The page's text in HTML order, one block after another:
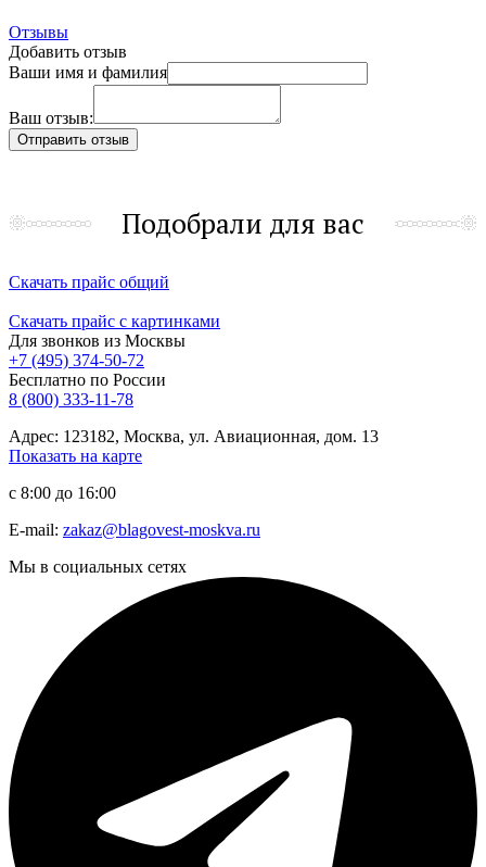
Отзывы
Добавить отзыв
Ваши имя и фамилия
Ваш отзыв:
Подобрали для вас
Скачать прайс общий
Скачать прайс с картинками
Для звонков из Москвы
+7 (495) 374-50-72
Бесплатно по России
8 (800) 333-11-78
Адрес: 123182, Москва, ул. Авиационная, дом. 13
Показать на карте
с 8:00 до 16:00
E-mail: zakaz@blagovest-moskva.ru
Мы в социальных сетях